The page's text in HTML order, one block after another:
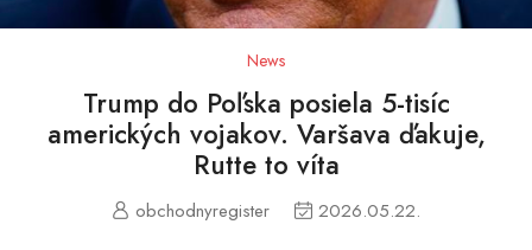
News
Trump do Poľska posiela 5-tisíc
amerických vojakov. Varšava ďakuje,
Rutte to víta
obchodnyregister 2026.05.22.